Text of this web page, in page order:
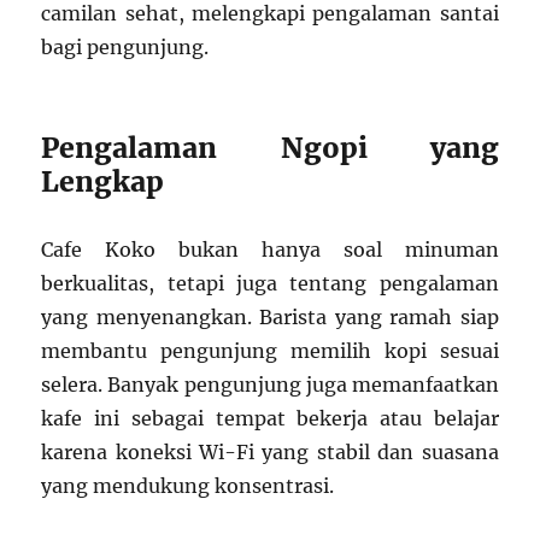
camilan sehat, melengkapi pengalaman santai
bagi pengunjung.
Pengalaman Ngopi yang
Lengkap
Cafe Koko bukan hanya soal minuman
berkualitas, tetapi juga tentang pengalaman
yang menyenangkan. Barista yang ramah siap
membantu pengunjung memilih kopi sesuai
selera. Banyak pengunjung juga memanfaatkan
kafe ini sebagai tempat bekerja atau belajar
karena koneksi Wi-Fi yang stabil dan suasana
yang mendukung konsentrasi.